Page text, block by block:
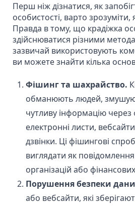
Перш ніж дізнатися, як
особистості, варто
Правда в тому, що крадіжка
здійснюватися різними
зазвичай використовують
ви можете знайти кілька
Фішинг та шахрайство.
обманюють людей,
чутливу інформацію
електронні листи,
дзвінки. Ці фішингові
виглядати як
організацій або
Порушення безпеки
або вебсайти, які